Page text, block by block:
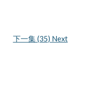
下一集 (35) Next